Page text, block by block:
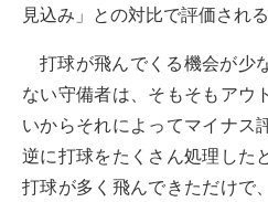
見込み」との対比で評価される
打球が飛んでくる機会が少
ない守備者は、そもそもアウ
いからそれによってマイナス
逆に打球をたくさん処理した
打球が多く飛んできただけで